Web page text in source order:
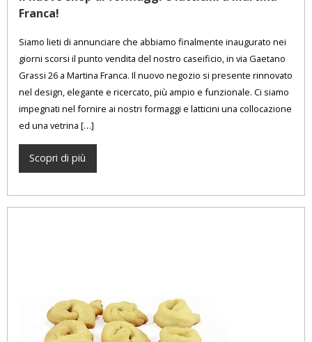
Franca!
Siamo lieti di annunciare che abbiamo finalmente inaugurato nei
giorni scorsi il punto vendita del nostro caseificio, in via Gaetano
Grassi 26 a Martina Franca. Il nuovo negozio si presente rinnovato
nel design, elegante e ricercato, più ampio e funzionale. Ci siamo
impegnati nel fornire ai nostri formaggi e latticini una collocazione
ed una vetrina […]
Scopri di più